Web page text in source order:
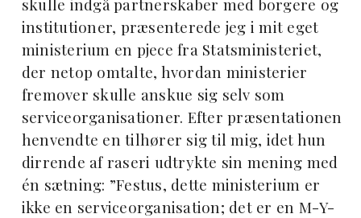
skulle indgå partnerskaber med borgere og
institutioner, præsenterede jeg i mit eget
ministerium en pjece fra Statsministeriet,
der netop omtalte, hvordan ministerier
fremover skulle anskue sig selv som
serviceorganisationer. Efter præsentationen
henvendte en tilhører sig til mig, idet hun
dirrende af raseri udtrykte sin mening med
én sætning: ”Festus, dette ministerium er
ikke en serviceorganisation; det er en M-Y-